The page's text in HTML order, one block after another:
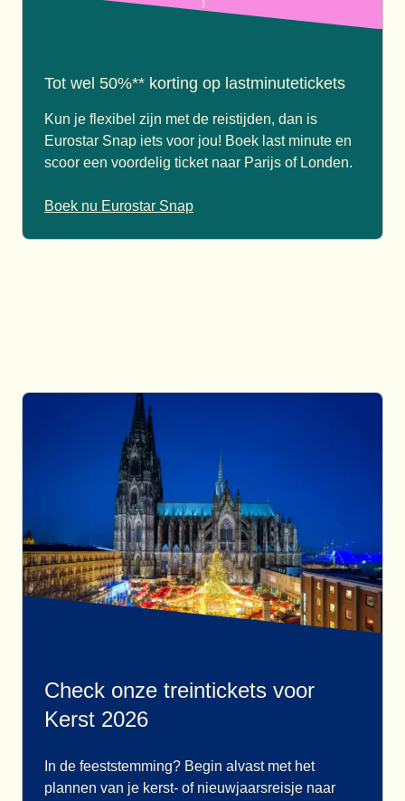
Tot wel 50%** korting op lastminutetickets
Kun je flexibel zijn met de reistijden, dan is
Eurostar Snap iets voor jou! Boek last minute en
scoor een voordelig ticket naar Parijs of Londen.
Boek nu Eurostar Snap
Check onze treintickets voor
Kerst 2026
In de feeststemming? Begin alvast met het
plannen van je kerst- of nieuwjaarsreisje naar